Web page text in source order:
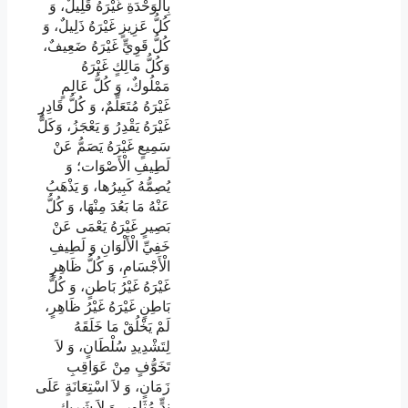
بِالْوَحْدَةِ غَيْرَهُ قَلِيلٌ، وَ
كُلُّ عَزِيزٍ غَيْرَهُ ذَلِيلٌ، وَ
كُلُّ قَوِيٍّ غَيْرَهُ ضَعِيفٌ،
وَكُلُّ مَالِكٍ غَيْرَهُ
مَمْلُوكٌ، وَ كُلُّ عَالِمٍ
غَيْرَهُ مُتَعَلِّمٌ، وَ كُلُّ قَادِرٍ
غَيْرَهُ يَقْدِرُ وَ يَعْجَزُ، وَكَلُّ
سَمِيعٍ غَيْرَهُ يَصَمُّ عَنْ
لَطِيفِ الْأَصْوَات؛ وَ
يُصِمُّهُ كَبِيرُها، وَ يَذْهَبُ
عَنْهُ مَا بَعُدَ مِنْهَا، وَ كُلُّ
بَصِيرٍ غَيْرَهُ يَعْمَى عَنْ
خَفِيِّ الْأَلْوَانِ وَ لَطِيفِ
الْأَجْسَامِ، وَ كُلُّ ظَاهِرٍ
غَيْرَهُ غَيْرُ بَاطنٍ، وَ كُلُّ
بَاطِنٍ غَيْرَهُ غَيْرُ ظَاهِرٍ،
لَمْ يَخْلُقْ مَا خَلَقَهُ
لِتَشْدِيدِ سُلْطَانٍ، وَ لاَ
تَخَوُّفٍ مِنْ عَوَاقِبِ
زَمَانٍ، وَ لاَ اسْتِعَانَةٍ عَلَى